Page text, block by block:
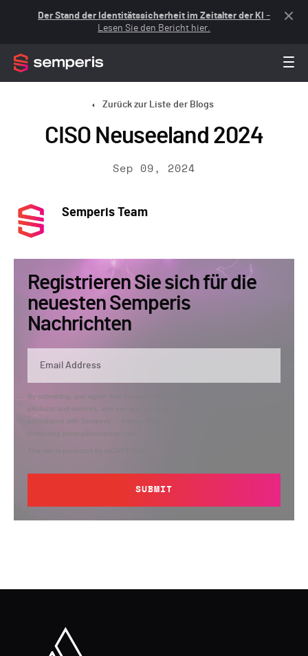
Der Stand der Identitätssicherheit im Zeitalter der KI –
Lesen Sie den Bericht hier.
Zurück zur Liste der Blogs
CISO Neuseeland 2024
Sep 09, 2024
Semperis Team
Registrieren Sie sich für die
neuesten Semperis
Nachrichten
By submitting, you agree that Semperis may send you information regarding its
products and services, and use and process your personal information in
accordance with Semperis’
contacting privacy@semperis.com.
SUBMIT